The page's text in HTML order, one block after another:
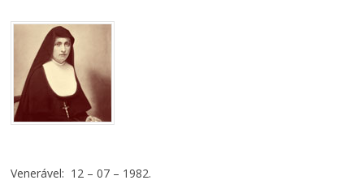
Venerável: 12 – 07 – 1982.